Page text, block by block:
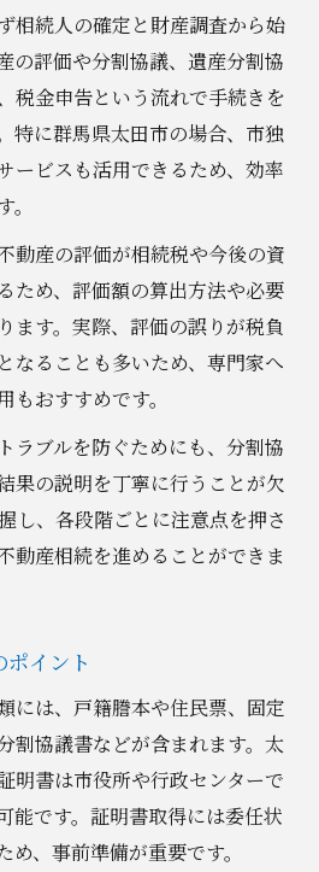
相続人の確定と財産調査から始
の評価や分割協議、遺産分割協
税金申告という流れで手続きを
特に群馬県太田市の場合、市独
ービスも活用できるため、効率
動産の評価が相続税や今後の資
ため、評価額の算出方法や必要
ます。実際、評価の誤りが税負
なることも多いため、専門家へ
もおすすめです。
ラブルを防ぐためにも、分割協
果の説明を丁寧に行うことが欠
し、各段階ごとに注意点を押さ
動産相続を進めることができま
イント
には、戸籍謄本や住民票、固定
割協議書などが含まれます。太
明書は市役所や行政センターで
能です。証明書取得には委任状
、事前準備が重要です。